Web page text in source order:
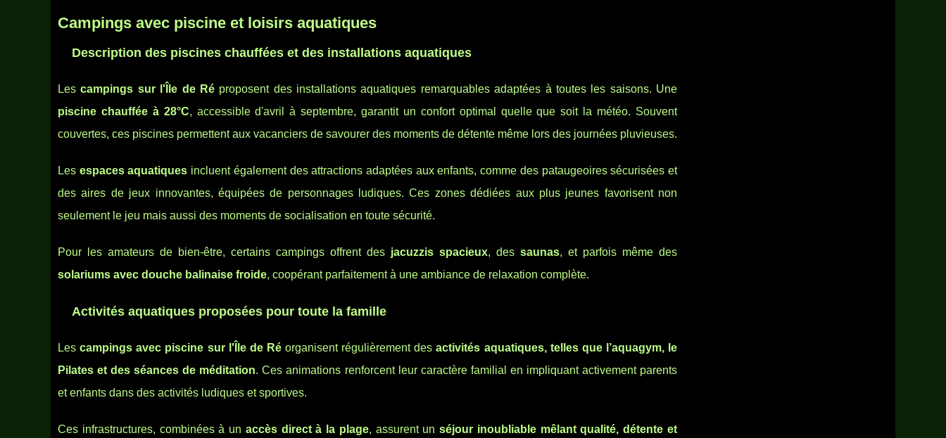
Campings avec piscine et loisirs aquatiques
Description des piscines chauffées et des installations aquatiques
Lescampings sur l'Île de Réproposent des installations aquatiques remarquables adaptées à toutes les saisons. Une
piscine chauffée à 28°C, accessible d'avril à septembre, garantit un confort optimal quelle que soit la météo. Souvent
couvertes, ces piscines permettent aux vacanciers de savourer des moments de détente même lors des journées pluvieuses.
Les espaces aquatiques incluent également des attractions adaptées aux enfants, comme des pataugeoires sécurisées et
des aires de jeux innovantes, équipées de personnages ludiques. Ces zones dédiées aux plus jeunes favorisent non
seulement le jeu mais aussi des moments de socialisation en toute sécurité.
Pour les amateurs de bien-être, certains campings offrent des jacuzzis spacieux, des saunas, et parfois même des
solariums avec douche balinaise froide, coopérant parfaitement à une ambiance de relaxation complète.
Activités aquatiques proposées pour toute la famille
Lescampings avec piscine sur l'Île de Réorganisent régulièrement desactivités aquatiques, telles que l’aquagym, le
Pilates et des séances de méditation. Ces animations renforcent leur caractère familial en impliquant activement parents
et enfants dans des activités ludiques et sportives.
Ces infrastructures, combinées à un accès direct à la plage, assurent unséjour inoubliable mêlant qualité, détente et